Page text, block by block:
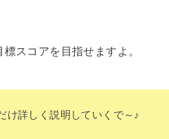
スコアを目指せますよ。
け詳しく説明していくで～♪